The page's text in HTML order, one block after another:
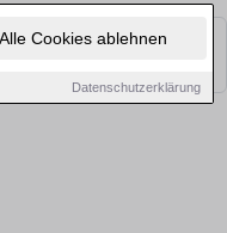
Alle Cookies ablehnen
Datenschutzerklärung
finden. Schauen Sie